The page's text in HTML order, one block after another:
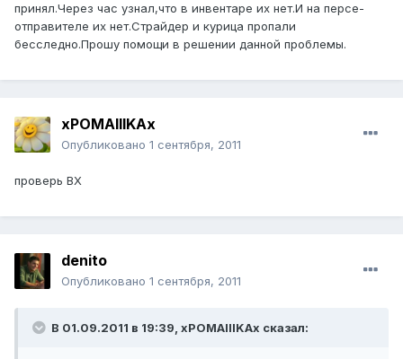
принял.Через час узнал,что в инвентаре их нет.И на персе-
отправителе их нет.Страйдер и курица пропали
бесследно.Прошу помощи в решении данной проблемы.
xPOMAIIIKAx
Опубликовано 1 сентября, 2011
проверь ВХ
denito
Опубликовано 1 сентября, 2011
В 01.09.2011 в 19:39, xPOMAIIIKAx сказал: